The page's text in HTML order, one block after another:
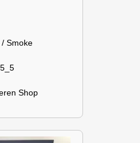
Smoke
Shop